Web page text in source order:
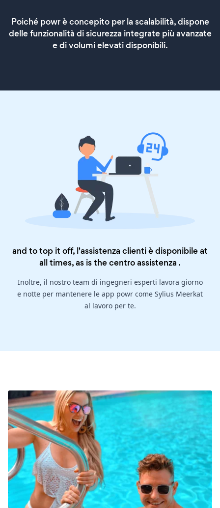
Poiché powr è concepito per la scalabilità, dispone
delle funzionalità di sicurezza integrate più avanzate
e di volumi elevati disponibili.
and to top it off, l'assistenza clienti è disponibile at
all times, as is thecentro assistenza .
Inoltre, il nostro team di ingegneri esperti lavora giorno
e notte per mantenere le app powr come Sylius Meerkat
al lavoro per te.